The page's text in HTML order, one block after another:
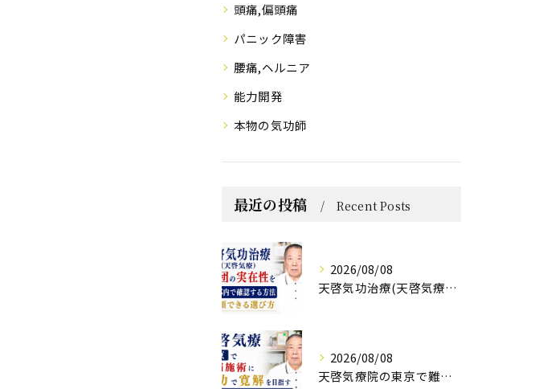
頭痛,偏頭痛
パニック障害
腰痛,ヘルニア
能力開発
本物の気功師
最近の投稿 Recent Posts
2026/08/08
天啓気功治療(天啓気療)と財団の実在性を東京都内で確認する方法と信頼できる選び方
2026/08/08
天啓気療院の東京で難病施術に気功で寛解を目指すクンダリニーチャクラ覚醒法